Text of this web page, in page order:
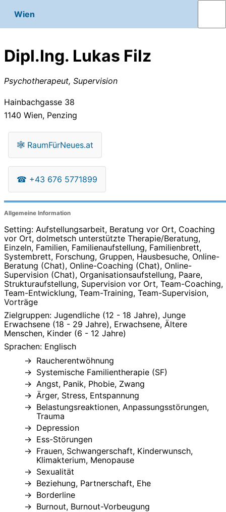
Wien
Dipl.Ing. Lukas Filz
Psychotherapeut, Supervision
Hainbachgasse 38
1140 Wien, Penzing
🕸 RaumFürNeues.at
☎ +43 676 5771899
Allgemeine Information
Setting: Aufstellungsarbeit, Beratung vor Ort, Coaching
vor Ort, dolmetsch unterstützte Therapie/Beratung,
Einzeln, Familien, Familienaufstellung, Familienbrett,
Systembrett, Forschung, Gruppen, Hausbesuche, Online-
Beratung (Chat), Online-Coaching (Chat), Online-
Supervision (Chat), Organisationsaufstellung, Paare,
Strukturaufstellung, Supervision vor Ort, Team-Coaching,
Team-Entwicklung, Team-Training, Team-Supervision,
Vorträge
Zielgruppen: Jugendliche (12 - 18 Jahre), Junge
Erwachsene (18 - 29 Jahre), Erwachsene, Ältere
Menschen, Kinder (6 - 12 Jahre)
Sprachen: Englisch
Raucherentwöhnung
Systemische Familientherapie (SF)
Angst, Panik, Phobie, Zwang
Ärger, Stress, Entspannung
Belastungsreaktionen, Anpassungsstörungen,
Trauma
Depression
Ess-Störungen
Frauen, Schwangerschaft, Kinderwunsch,
Klimakterium, Menopause
Sexualität
Beziehung, Partnerschaft, Ehe
Borderline
Burnout, Burnout-Vorbeugung